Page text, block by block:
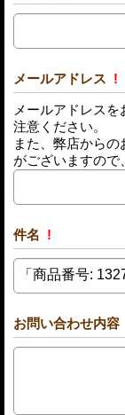
メールアドレス !
メールアドレス
注意ください。
また、弊店から
がございますので
件名 !
お問い合わせ内容